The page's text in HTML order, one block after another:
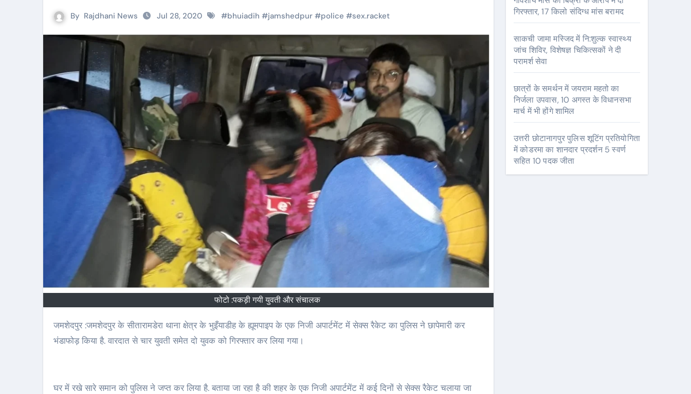
By Rajdhani News Jul 28, 2020 #bhuiadih #jamshedpur #police #sex.racket
फोटो :पकड़ी गयी युवती और संचालक
जमशेदपुर :जमशेदपुर के सीतारामडेरा थाना क्षेत्र के भुइँयाडीह के ह्यूमपाइप के एक निजी अपार्टमेंट में सेक्स रैकेट का पुलिस ने छापेमारी कर
भंडाफोड़ किया है. वारदात से चार युवती समेत दो युवक को गिरफ्तार कर लिया गया।
घर में रखे सारे समान को पुलिस ने जप्त कर लिया है. बताया जा रहा है की शहर के एक निजी अपार्टमेंट में कई दिनों से सेक्स रैकेट चलाया जा
गिरफ्तार, 17 किलो संदिग्ध मांस बरामद
साकची जामा मस्जिद में नि:शुल्क स्वास्थ्य
जांच शिविर, विशेषज्ञ चिकित्सकों ने दी
परामर्श सेवा
छात्रों के समर्थन में जयराम महतो का
निर्जला उपवास, 10 अगस्त के विधानसभा
मार्च में भी होंगे शामिल
उत्तरी छोटानागपुर पुलिस शूटिंग प्रतियोगिता
में कोडरमा का शानदार प्रदर्शन 5 स्वर्ण
सहित 10 पदक जीता